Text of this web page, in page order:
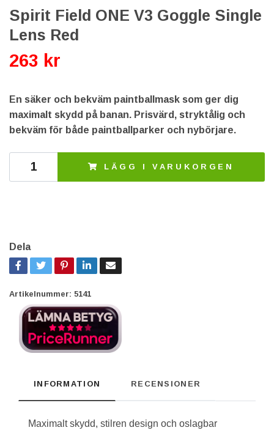
Spirit Field ONE V3 Goggle Single
Lens Red
263 kr
En säker och bekväm paintballmask som ger dig
maximalt skydd på banan. Prisvärd, stryktålig och
bekväm för både paintballparker och nybörjare.
LÄGG I VARUKORGEN
Dela
Artikelnummer: 5141
INFORMATION RECENSIONER
Maximalt skydd, stilren design och oslagbar